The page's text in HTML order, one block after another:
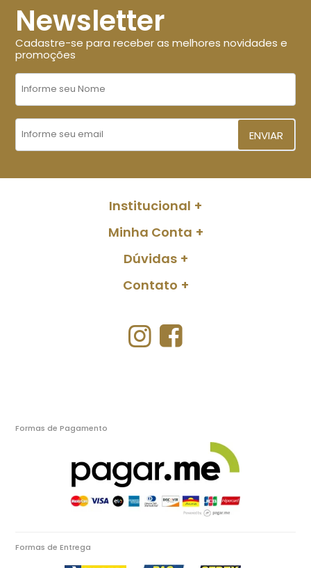
Newsletter
Cadastre-se para receber as melhores novidades e
promoções
ENVIAR
Institucional
Minha Conta
Dúvidas
Contato
Formas de Pagamento
Formas de Entrega